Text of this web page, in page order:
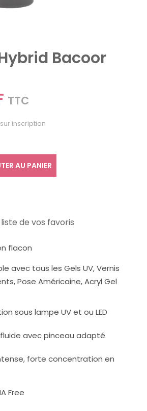
Bacoor
TTC
inscription
AU PANIER
de vos favoris
flacon
avec tous les Gels UV, Vernis
Pose Américaine, Acryl Gel
sous lampe UV et ou LED
avec pinceau adapté
forte concentration en
Free